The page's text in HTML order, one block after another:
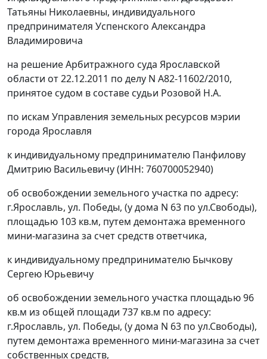
Татьяны Николаевны, индивидуального
предпринимателя Успенского Александра
Владимировича
на решение Арбитражного суда Ярославской
области от 22.12.2011 по делу N А82-11602/2010,
принятое судом в составе судьи Розовой Н.А.
по искам Управления земельных ресурсов мэрии
города Ярославля
к индивидуальному предпринимателю Панфилову
Дмитрию Васильевичу (ИНН: 760700052940)
об освобождении земельного участка по адресу:
г.Ярославль, ул. Победы, (у дома N 63 по ул.Свободы),
площадью 103 кв.м, путем демонтажа временного
мини-магазина за счет средств ответчика,
к индивидуальному предпринимателю Бычкову
Сергею Юрьевичу
об освобождении земельного участка площадью 96
кв.м из общей площади 737 кв.м по адресу:
г.Ярославль, ул. Победы, (у дома N 63 по ул.Свободы),
путем демонтажа временного мини-магазина за счет
собственных средств,